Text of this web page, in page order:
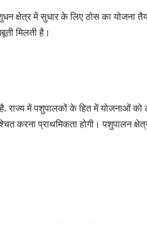
क्षेत्र में सुधार के लिए ठोस का योजना
मिलती है।
राज्य में पशुपालकों के हित में योजनाओं को
करना प्राथमिकता होगी। पशुपालन